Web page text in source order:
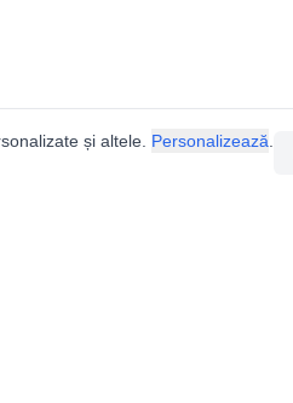
și altele. Personalizează